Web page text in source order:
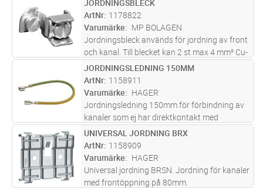
mot 3-vägs masteruttag och 2-vägs slavuttag
CYB-PS.
ST Lägg i kundvagn
JORDNINGSBLECK
ArtNr 1178822
Varumärke
MP BOLAGEN
Jordningsbleck används för jordning av front
och kanal. Till blecket kan 2 st max 4 mm² Cu-
jordningar kopplas.
ST Lägg i kundvagn
JORDNINGSLEDNING 150MM
ArtNr 1158911
Varumärke
HAGER
Jordningsledning 150mm för förbindning av
kanaler som ej har direktkontakt med
varandra via skarv.
ST Lägg i kundvagn
UNIVERSAL JORDNING BRX
ArtNr 1158909
Varumärke
HAGER
Universal jordning BRSN. Jordning för kanaler
med frontöppning på 80mm.